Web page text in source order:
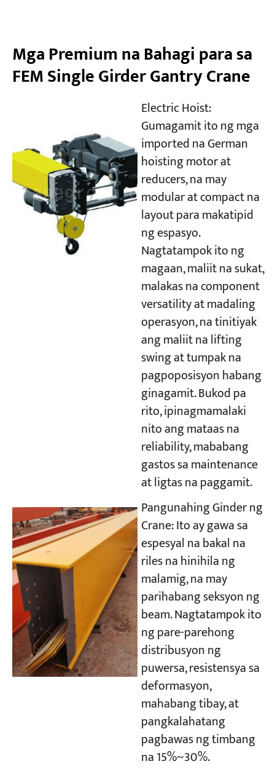
Mga Premium na Bahagi para sa
FEM Single Girder Gantry Crane
Electric Hoist:
Gumagamit ito ng mga
imported na German
hoisting motor at
reducers, na may
modular at compact na
layout para makatipid
ng espasyo.
Nagtatampok ito ng
magaan, maliit na sukat,
malakas na component
versatility at madaling
operasyon, na tinitiyak
ang maliit na lifting
swing at tumpak na
pagpoposisyon habang
ginagamit. Bukod pa
rito, ipinagmamalaki
nito ang mataas na
reliability, mababang
gastos sa maintenance
at ligtas na paggamit.
Pangunahing Ginder ng
Crane: Ito ay gawa sa
espesyal na bakal na
riles na hinihila ng
malamig, na may
parihabang seksyon ng
beam. Nagtatampok ito
ng pare-parehong
distribusyon ng
puwersa, resistensya sa
deformasyon,
mahabang tibay, at
pangkalahatang
pagbawas ng timbang
na 15%~30%.